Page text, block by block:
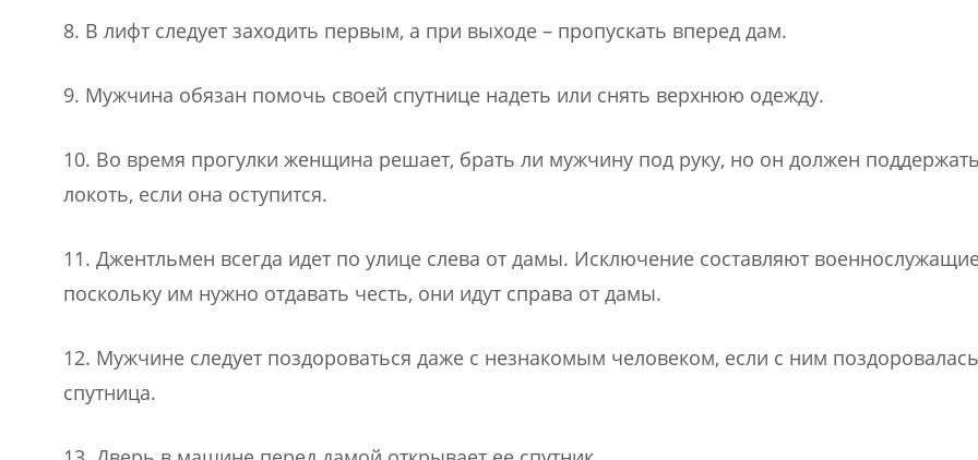
8. В лифт следует заходить первым, а при выходе – пропускать вперед дам.
9. Мужчина обязан помочь своей спутнице надеть или снять верхнюю одежду.
10. Во время прогулки женщина решает, брать ли мужчину под руку, но он должен
локоть, если она оступится.
11. Джентльмен всегда идет по улице слева от дамы. Исключение составляют
поскольку им нужно отдавать честь, они идут справа от дамы.
12. Мужчине следует поздороваться даже с незнакомым человеком, если с ним
спутница.